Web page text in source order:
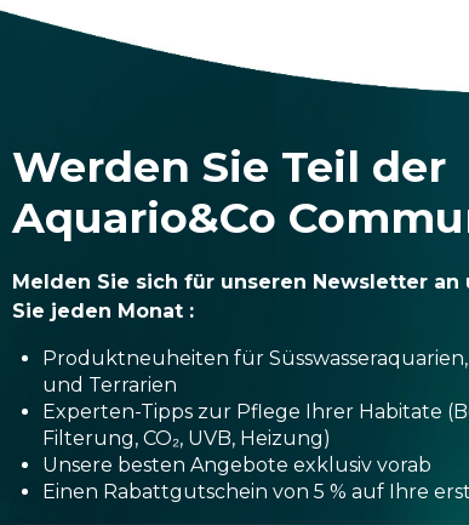
Werden Sie Teil der
Aquario&Co
Melden Sie sich für unseren Newsletter an
Sie jeden Monat :
Produktneuheiten für
und Terrarien
Experten-Tipps zur Pflege Ihrer Habitate
Filterung, CO₂, UVB, Heizung)
Unsere besten Angebote exklusiv vorab
Einen Rabattgutschein von 5 % auf Ihre